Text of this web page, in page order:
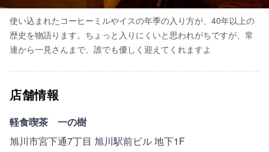
使い込まれたコーヒーミルやイスの年季の入り方が、40年以上の
歴史を物語ります。ちょっと入りにくいと思われがちですが、常
連から一見さんまで、誰でも優しく迎えてくれますよ
店舗情報
軽食喫茶 一の樹
旭川市宮下通7丁目 旭川駅前ビル 地下1F